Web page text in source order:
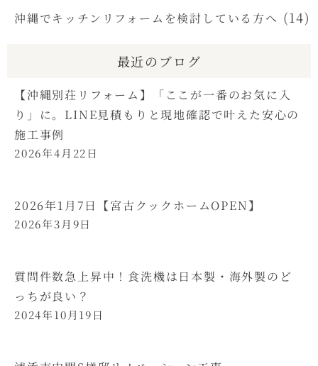
沖縄でキッチンリフォームを検討している方へ (14)
最近のブログ
【沖縄別荘リフォーム】「ここが一番のお気に入
り」に。LINE見積もりと現地確認で叶えた安心の
施工事例
2026年4月22日
2026年1月7日【宮古クックホームOPEN】
2026年3月9日
質問件数急上昇中！食洗機は日本製・海外製のど
っちが良い？
2024年10月19日